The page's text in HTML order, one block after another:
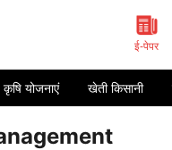
ई-पेपर
कृषि योजनाएं खेती किसानी